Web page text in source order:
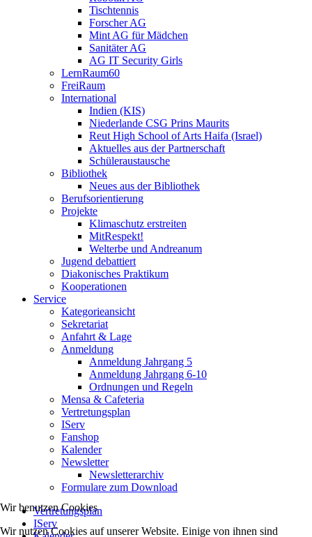
Tischtennis
Forscher AG
Mint AG für Mädchen
Sanitäter AG
AG IT Security Girls
LernRaum60
FreiRaum
International
Indien (KIS)
Niederlande CSG Prins Maurits
Reut High School of Arts Haifa (Israel)
Aktuelles aus der Partnerschaft
Schüleraustausche
Bibliothek
Neues aus der Bibliothek
Berufsorientierung
Projekte
Klimaschutz erstreiten
MitRespekt!
Welterbe und Andreanum
Jugend debattiert
Diakonisches Praktikum
Kooperationen
Service
Kategorieansicht
Sekretariat
Anfahrt & Lage
Anmeldung
Anmeldung Jahrgang 5
Anmeldung Jahrgang 6-10
Ordnungen und Regeln
Mensa & Cafeteria
Vertretungsplan
IServ
Fanshop
Kalender
Newsletter
Newsletterarchiv
Formulare zum Download
Vertretungsplan
IServ
Wir benutzen Cookies
Wir nutzen Cookies auf unserer Website. Einige von ihnen sind